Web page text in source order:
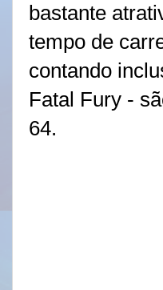
bastante
tempo de
contando
Fatal Fury -
64.